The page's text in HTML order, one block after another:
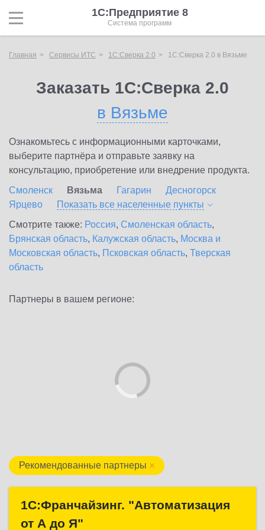
1С:Предприятие 8
Система программ
Главная Сервисы ИТС 1С:Сверка 2.0 1С:Сверка 2.0 в Вязьме
Заказать 1С:Сверка 2.0
в Вязьме
Ознакомьтесь с информационными карточками,
выберите партнёра и отправьте заявку на
консультацию, приобретение или внедрение продукта.
Смоленск
Вязьма Гагарин
Десногорск
Ярцево
Показать все населенные пункты
Смотрите также: Россия, Смоленская область,
Брянская область, Калужская область, Москва и
Московская область, Псковская область, Тверская
область
Партнеры в вашем регионе:
Рекомендованные партнеры
1С:Франчайзинг. "Автоматизация
от А до Я"
1С:Франчайзинг. "Автоматизация